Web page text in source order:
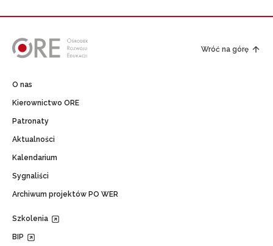
Wróć na górę
O nas
Kierownictwo ORE
Patronaty
Aktualności
Kalendarium
Sygnaliści
Archiwum projektów PO WER
Szkolenia
BIP